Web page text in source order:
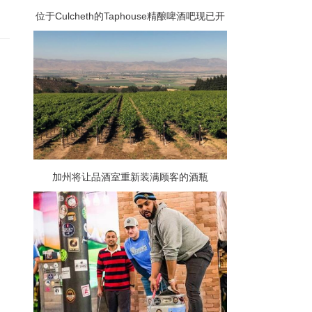
位于Culcheth的Taphouse精酿啤酒吧现已开
业
加州将让品酒室重新装满顾客的酒瓶